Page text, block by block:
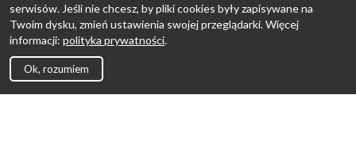
serwisów. Jeśli nie chcesz, by pliki cookies były zapisywane na
Twoim dysku, zmień ustawienia swojej przeglądarki. Więcej
informacji: polityka prywatności.
Ok, rozumiem